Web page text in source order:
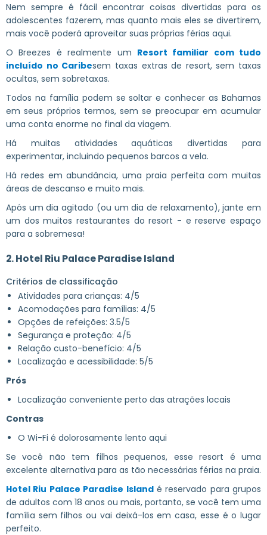
Nem sempre é fácil encontrar coisas divertidas para os
adolescentes fazerem, mas quanto mais eles se divertirem,
mais você poderá aproveitar suas próprias férias aqui.
O Breezes é realmente um Resort familiar com tudo
incluído no Caribesem taxas extras de resort, sem taxas
ocultas, sem sobretaxas.
Todos na família podem se soltar e conhecer as Bahamas
em seus próprios termos, sem se preocupar em acumular
uma conta enorme no final da viagem.
Há muitas atividades aquáticas divertidas para
experimentar, incluindo pequenos barcos a vela.
Há redes em abundância, uma praia perfeita com muitas
áreas de descanso e muito mais.
Após um dia agitado (ou um dia de relaxamento), jante em
um dos muitos restaurantes do resort - e reserve espaço
para a sobremesa!
2. Hotel Riu Palace Paradise Island
Critérios de classificação
Atividades para crianças: 4/5
Acomodações para famílias: 4/5
Opções de refeições: 3.5/5
Segurança e proteção: 4/5
Relação custo-benefício: 4/5
Localização e acessibilidade: 5/5
Prós
Localização conveniente perto das atrações locais
Contras
O Wi-Fi é dolorosamente lento aqui
Se você não tem filhos pequenos, esse resort é uma
excelente alternativa para as tão necessárias férias na praia.
Hotel Riu Palace Paradise Islandé reservado para grupos
de adultos com 18 anos ou mais, portanto, se você tem uma
família sem filhos ou vai deixá-los em casa, esse é o lugar
perfeito.